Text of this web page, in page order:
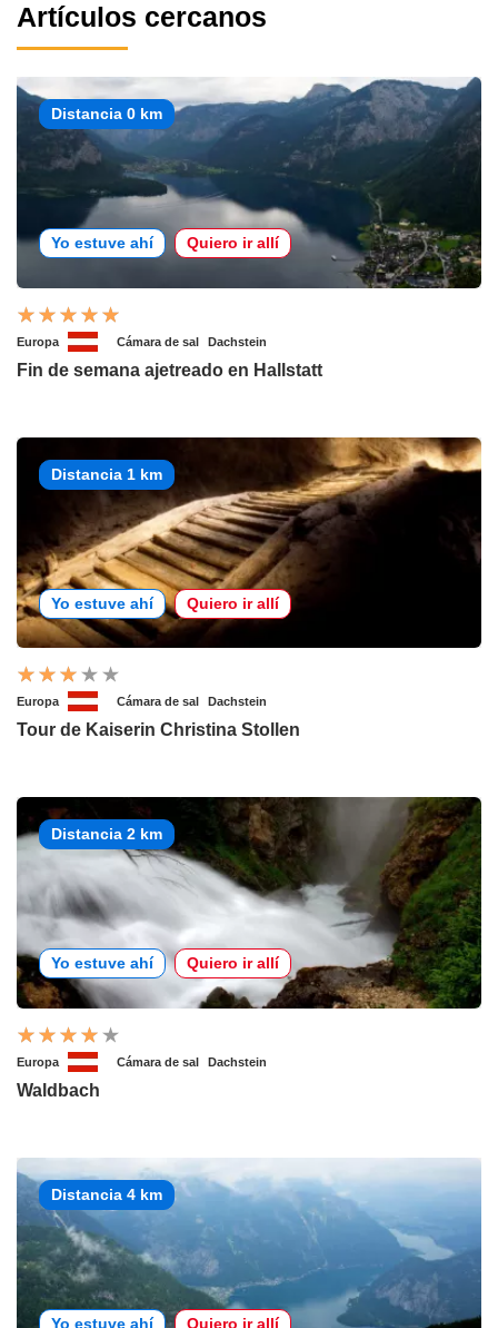
Artículos cercanos
Distancia 0 km
Yo estuve ahí Quiero ir allí
Europa Cámara de sal Dachstein
Fin de semana ajetreado en Hallstatt
Distancia 1 km
Yo estuve ahí Quiero ir allí
Europa Cámara de sal Dachstein
Tour de Kaiserin Christina Stollen
Distancia 2 km
Yo estuve ahí Quiero ir allí
Europa Cámara de sal Dachstein
Waldbach
Distancia 4 km
Yo estuve ahí Quiero ir allí